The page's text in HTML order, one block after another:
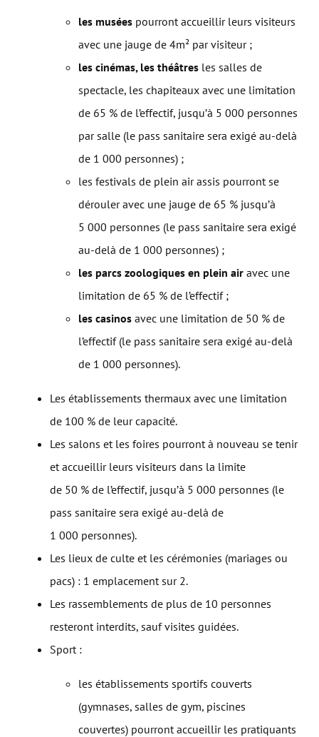
les musées pourront accueillir leurs visiteurs
avec une jauge de 4m² par visiteur ;
les cinémas, les théâtres les salles de
spectacle, les chapiteaux avec une limitation
de 65 % de l’effectif, jusqu’à 5 000 personnes
par salle (le pass sanitaire sera exigé au-delà
de 1 000 personnes) ;
les festivals de plein air assis pourront se
dérouler avec une jauge de 65 % jusqu’à
5 000 personnes (le pass sanitaire sera exigé
au-delà de 1 000 personnes) ;
les parcs zoologiques en plein air avec une
limitation de 65 % de l’effectif ;
les casinos avec une limitation de 50 % de
l’effectif (le pass sanitaire sera exigé au-delà
de 1 000 personnes).
Les établissements thermaux avec une limitation
de 100 % de leur capacité.
Les salons et les foires pourront à nouveau se tenir
et accueillir leurs visiteurs dans la limite
de 50 % de l’effectif, jusqu’à 5 000 personnes (le
pass sanitaire sera exigé au-delà de
1 000 personnes).
Les lieux de culte et les cérémonies (mariages ou
pacs) : 1 emplacement sur 2.
Les rassemblements de plus de 10 personnes
resteront interdits, sauf visites guidées.
Sport :
les établissements sportifs couverts
(gymnases, salles de gym, piscines
couvertes) pourront accueillir les pratiquants